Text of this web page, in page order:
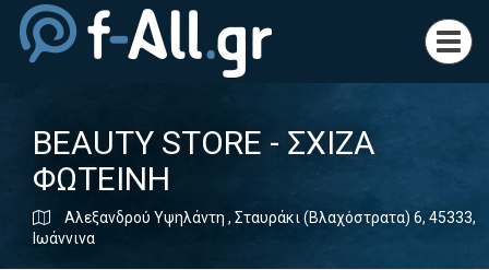
BEAUTY STORE - ΣΧΙΖΑ
ΦΩΤΕΙΝΗ
Αλεξανδρού Υψηλάντη , Σταυράκι (Βλαχόστρατα) 6, 45333,
Ιωάννινα